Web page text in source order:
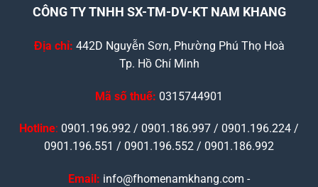
CÔNG TY TNHH SX-TM-DV-KT NAM KHANG
Địa chỉ: 442D Nguyễn Sơn, Phường Phú Thọ Hoà
Tp. Hồ Chí Minh
Mã số thuế: 0315744901
Hotline: 0901.196.992 / 0901.186.997 / 0901.196.224 /
0901.196.551 / 0901.196.552 / 0901.186.992
Email: info@fhomenamkhang.com -